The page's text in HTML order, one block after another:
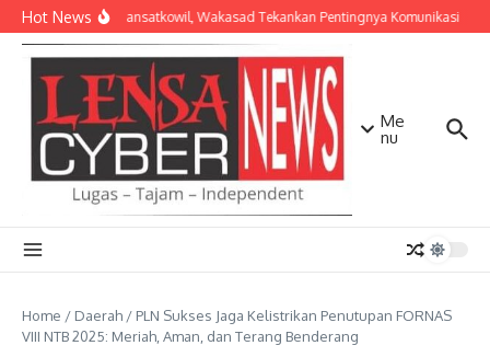
Lewati ke konten
Hot NewsBekali Dansatkowil, Wakasad Tekankan Pentingnya Komunikasi
Me
nu
Home / Daerah / PLN Sukses Jaga Kelistrikan Penutupan FORNAS
VIII NTB 2025: Meriah, Aman, dan Terang Benderang